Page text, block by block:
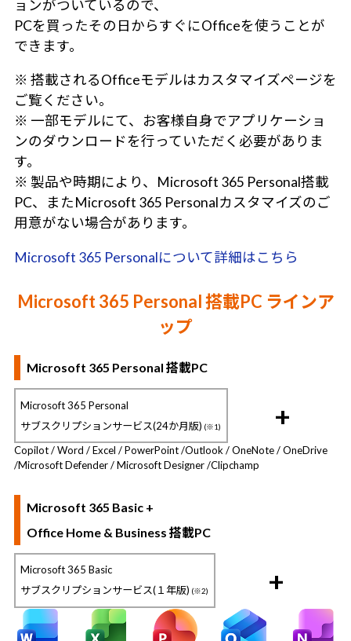
ョンがついているので、
PCを買ったその日からすぐにOfficeを使うことが
できます。
※ 搭載されるOfficeモデルはカスタマイズページを
ご覧ください。
※ 一部モデルにて、お客様自身でアプリケーショ
ンのダウンロードを行っていただく必要がありま
す。
※ 製品や時期により、Microsoft 365 Personal搭載
PC、またMicrosoft 365 Personalカスタマイズのご
用意がない場合があります。
Microsoft 365 Personalについて詳細はこちら
Microsoft 365 Personal 搭載PC ラインア
ップ
Microsoft 365 Personal 搭載PC
Microsoft 365 Personal
サブスクリプションサービス(24か月版) (※1) +
Copilot / Word / Excel / PowerPoint /Outlook / OneNote / OneDrive
/Microsoft Defender / Microsoft Designer /Clipchamp
Microsoft 365 Basic +
Office Home & Business 搭載PC
Microsoft 365 Basic
サブスクリプションサービス(１年版) (※2) +